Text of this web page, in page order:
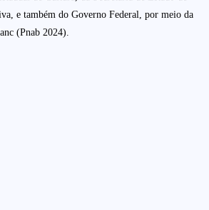
e também do Governo Federal, por meio da
(Pnab 2024).